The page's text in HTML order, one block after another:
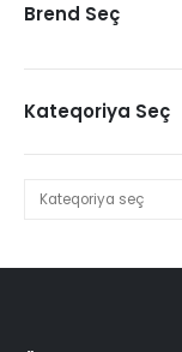
Brend Seç
Kateqoriya Seç